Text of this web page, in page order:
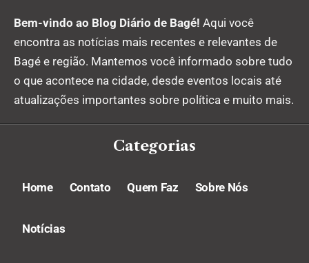
Bem-vindo ao Blog Diário de Bagé! Aqui você
encontra as notícias mais recentes e relevantes de
Bagé e região. Mantemos você informado sobre tudo
o que acontece na cidade, desde eventos locais até
atualizações importantes sobre política e muito mais.
Categorias
Home Contato Quem Faz Sobre Nós
Notícias